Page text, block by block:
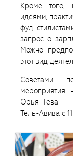
Кроме того,
идеями,
фуд-
запрос о
Можно
этот вид
Советами
мероприятия
Орья Гева —
Тель-Авива с